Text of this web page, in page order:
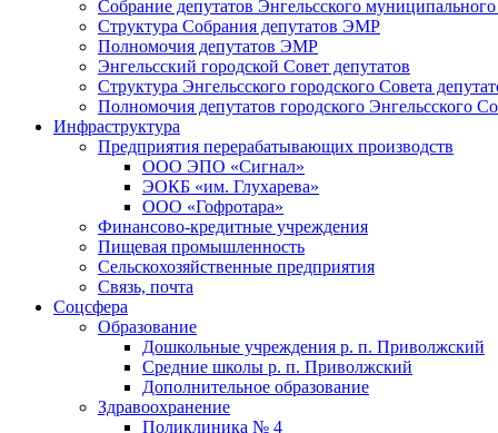
Собрание депутатов Энгельсского
Структура Собрания депутатов ЭМР
Полномочия депутатов ЭМР
Энгельсский городской Совет депутатов
Структура Энгельсского городского Совета
Полномочия депутатов городского Энгельсского
Инфраструктура
Предприятия перерабатывающих производств
ООО ЭПО «Сигнал»
ЭОКБ «им. Глухарева»
ООО «Гофротара»
Финансово-кредитные учреждения
Пищевая промышленность
Сельскохозяйственные предприятия
Связь, почта
Соцсфера
Образование
Дошкольные учреждения р. п. Приволжский
Средние школы р. п. Приволжский
Дополнительное образование
Здравоохранение
Поликлиника № 4